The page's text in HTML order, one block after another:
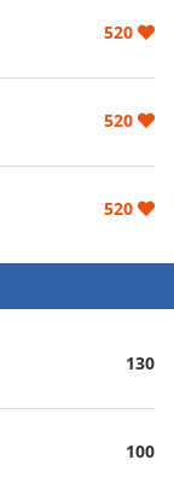
520
520
520
130
100